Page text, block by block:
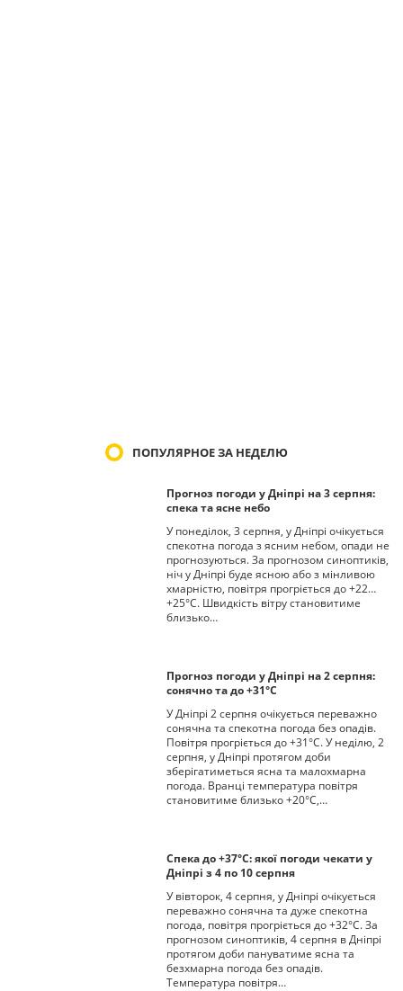
ПОПУЛЯРНОЕ ЗА НЕДЕЛЮ
Прогноз погоди у Дніпрі на 3 серпня:
спека та ясне небо
У понеділок, 3 серпня, у Дніпрі очікується
спекотна погода з ясним небом, опади не
прогнозуються. За прогнозом синоптиків,
ніч у Дніпрі буде ясною або з мінливою
хмарністю, повітря прогріється до +22…
+25°С. Швидкість вітру становитиме
близько…
Прогноз погоди у Дніпрі на 2 серпня:
сонячно та до +31°С
У Дніпрі 2 серпня очікується переважно
сонячна та спекотна погода без опадів.
Повітря прогріється до +31°С. У неділю, 2
серпня, у Дніпрі протягом доби
зберігатиметься ясна та малохмарна
погода. Вранці температура повітря
становитиме близько +20°С,…
Спека до +37°С: якої погоди чекати у
Дніпрі з 4 по 10 серпня
У вівторок, 4 серпня, у Дніпрі очікується
переважно сонячна та дуже спекотна
погода, повітря прогріється до +32°С. За
прогнозом синоптиків, 4 серпня в Дніпрі
протягом доби пануватиме ясна та
безхмарна погода без опадів.
Температура повітря…